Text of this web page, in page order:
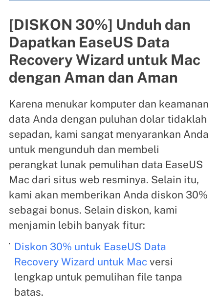
[DISKON 30%] Unduh dan
Dapatkan EaseUS Data
Recovery Wizard untuk Mac
dengan Aman dan Aman
Karena menukar komputer dan keamanan
data Anda dengan puluhan dolar tidaklah
sepadan, kami sangat menyarankan Anda
untuk mengunduh dan membeli
perangkat lunak pemulihan data EaseUS
Mac dari situs web resminya. Selain itu,
kami akan memberikan Anda diskon 30%
sebagai bonus. Selain diskon, kami
menjamin lebih banyak fitur:
Diskon 30% untuk EaseUS Data
Recovery Wizard untuk Mac versi
lengkap untuk pemulihan file tanpa
batas.